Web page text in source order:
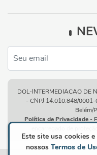
Este site usa cookies
nossos Termos de
DOL-INTERMEDIACAO DE
- CNPJ 14.010.848/
Belém/
Política de Privacidade -